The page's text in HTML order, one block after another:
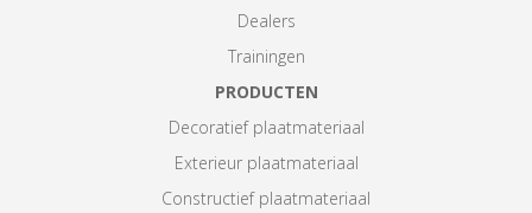
Dealers
Trainingen
PRODUCTEN
Decoratief plaatmateriaal
Exterieur plaatmateriaal
Constructief plaatmateriaal